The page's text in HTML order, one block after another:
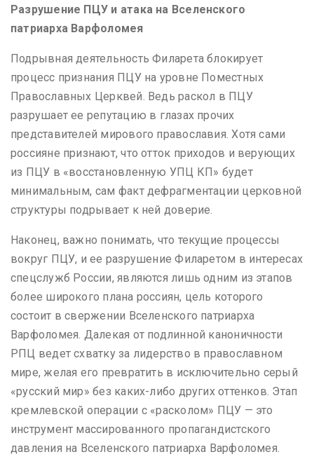
Разрушение ПЦУ и атака на Вселенского
патриарха Варфоломея
Подрывная деятельность Филарета блокирует
процесс признания ПЦУ на уровне Поместных
Православных Церквей. Ведь раскол в ПЦУ
разрушает ее репутацию в глазах прочих
представителей мирового православия. Хотя сами
россияне признают, что отток приходов и верующих
из ПЦУ в «восстановленную УПЦ КП» будет
минимальным, сам факт дефрагментации церковной
структуры подрывает к ней доверие.
Наконец, важно понимать, что текущие процессы
вокруг ПЦУ, и ее разрушение Филаретом в интересах
спецслужб России, являются лишь одним из этапов
более широкого плана россиян, цель которого
состоит в свержении Вселенского патриарха
Варфоломея. Далекая от подлинной каноничности
РПЦ ведет схватку за лидерство в православном
мире, желая его превратить в исключительно серый
«русский мир» без каких-либо других оттенков. Этап
кремлевской операции с «расколом» ПЦУ — это
инструмент массированного пропагандистского
давления на Вселенского патриарха Варфоломея.